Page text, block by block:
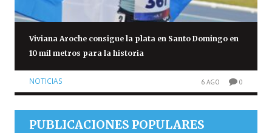
Viviana Aroche consigue la plata en Santo Domingo en
10 mil metros para la historia
NOTICIAS 6 AGO 0
PUBLICACIONES POPULARES